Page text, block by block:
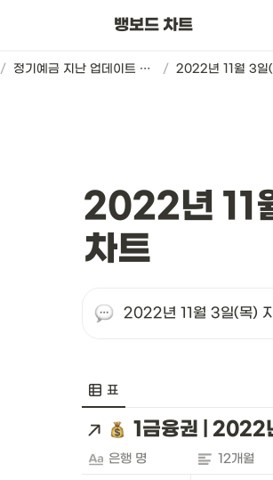
뱅보드 차트
/ 정기예금 지난 업데이트 기록 /
뱅보드 차트는요?
2022년 11
차트
2022년 11월 3일(목)
표
1금융권 | 2022
은행 명 12개월